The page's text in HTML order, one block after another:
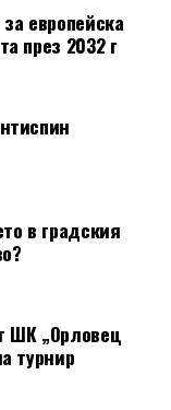
европейска
през 2032 г
в градския
ШК „Орловец
турнир